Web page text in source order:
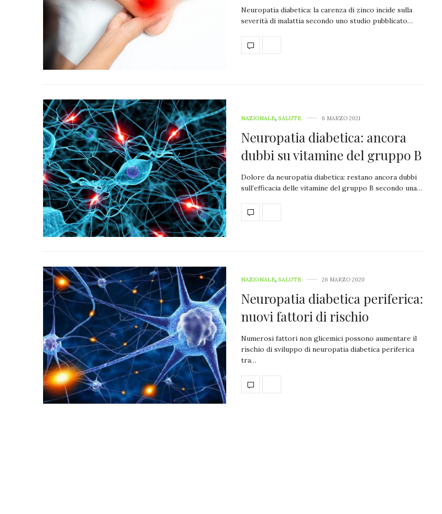
Neuropatia diabetica: la carenza di zinco incide sulla
severità di malattia secondo uno studio pubblicato…
NAZIONALE, SALUTE 6 MARZO 2021
Neuropatia diabetica: ancora
dubbi su vitamine del gruppo B
Dolore da neuropatia diabetica: restano ancora dubbi
sull’efficacia delle vitamine del gruppo B secondo una…
NAZIONALE, SALUTE 26 MARZO 2020
Neuropatia diabetica periferica:
nuovi fattori di rischio
Numerosi fattori non glicemici possono aumentare il
rischio di sviluppo di neuropatia diabetica periferica
tra…